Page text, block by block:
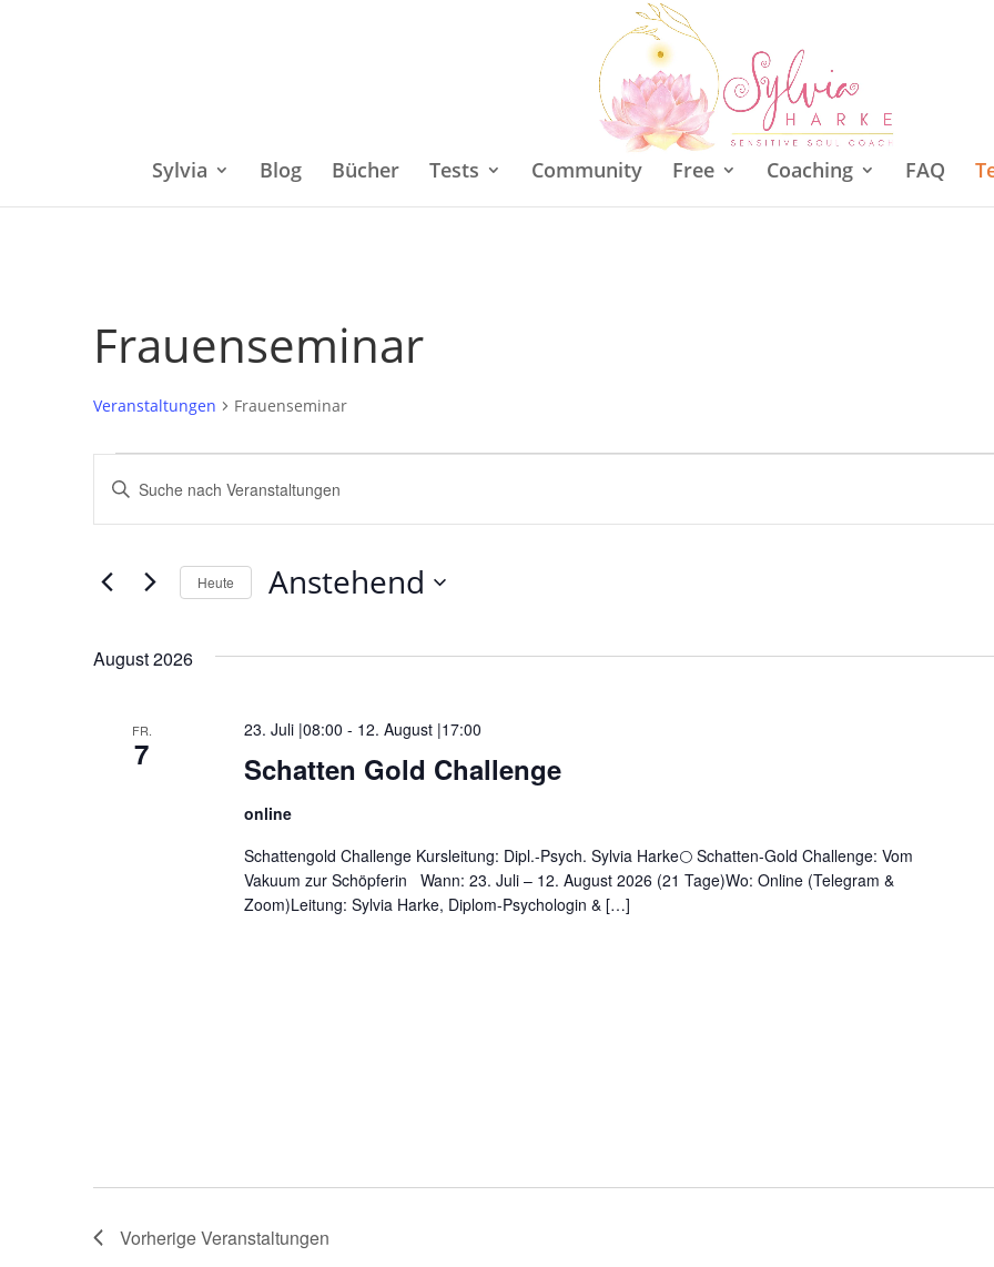
Sylvia Blog Bücher Tests Community Free Coaching FAQ
Frauenseminar
Veranstaltungen Frauenseminar
Veranstaltungen
Suche
und
Ansichten,
Navigation
Bitte
Schlüsselwort
Suche
Veranstaltungen
Heute Anstehend
wählen.
August 2026
FR.
7 Schatten Gold Challenge
23. Juli |08:00 - 12. August |17:00
online
Schattengold Challenge Kursleitung: Dipl.-Psych. Sylvia Harke🌕 Schatten-Gold Challenge: Vom
Vakuum zur Schöpferin Wann: 23. Juli – 12. August 2026 (21 Tage)Wo: Online (Telegram &
Zoom)Leitung: Sylvia Harke, Diplom-Psychologin & […]
VorherigeVeranstaltungen